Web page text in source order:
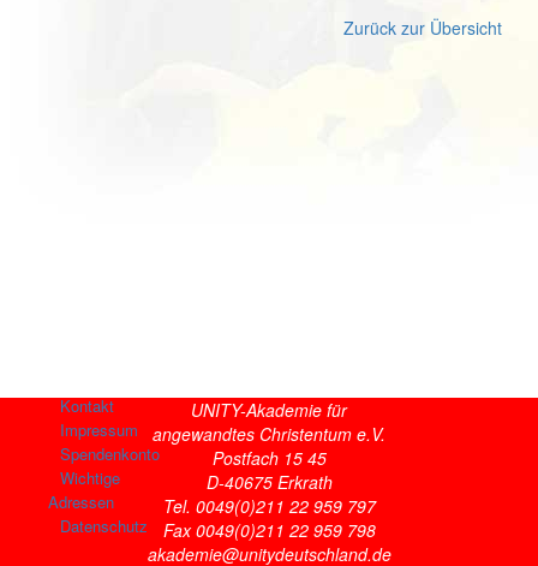
UNITY-Akademie für
angewandtes Christentum e.V.
Postfach 15 45
D-40675 Erkrath
Tel. 0049(0)211 22 959 797
Fax 0049(0)211 22 959 798
akademie@unitydeutschland.de
Kontakt
Impressum
Spendenkonto
Wichtige
Adressen
Datenschutz
Zurück zur Übersicht